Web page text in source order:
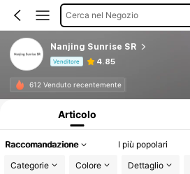
Cerca nel Negozio
Nanjing Sunrise SR
Venditore 4.85
612 Venduto recentemente
Articolo
Raccomandazione I più popolari
Categorie
Colore Dettaglio